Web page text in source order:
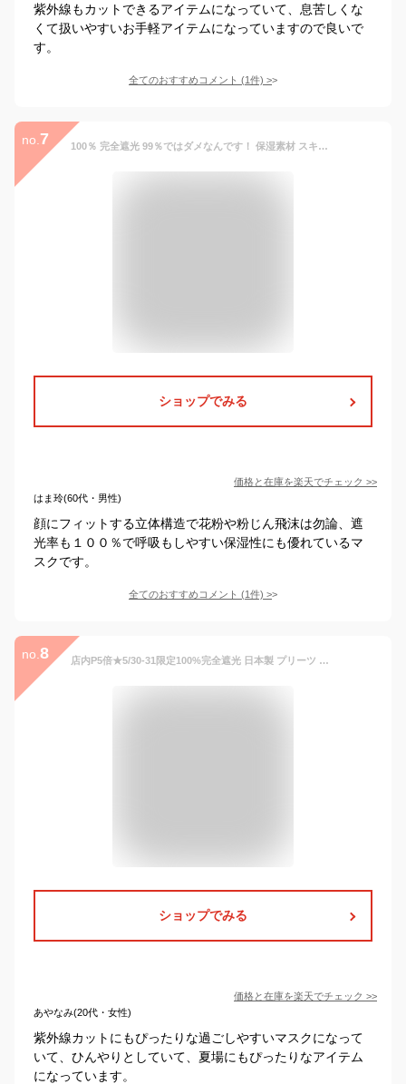
紫外線もカットできるアイテムになっていて、息苦しくな
くて扱いやすいお手軽アイテムになっていますので良いで
す。
全てのおすすめコメント (1件) >
no. 7 100％ 完全遮光 99％ではダメなんです！ 保湿素材 スキンケア加工 フェイスマスク(Lサイズ) 【Rose Blanc】肌ケア UVフェイスマスク UV対策 撥水加工 紫外線カット
ショップでみる
価格と在庫を楽天でチェック >>
はま玲(60代・男性)
顔にフィットする立体構造で花粉や粉じん飛沫は勿論、遮
光率も１００％で呼吸もしやすい保湿性にも優れているマ
スクです。
全てのおすすめコメント (1件) >
no. 8 店内P5倍★5/30-31限定100%完全遮光 日本製 プリーツ フェイスマスク 接触冷感 当て布2枚付 全3色 洗える UVマスク 紫外線予防マスク 秋冬 春夏 遮光マスク 日焼け防止 uvカットマスク 花粉対策 吸水速乾 UVカット 紫外線対策 国産 ビシェリ bicherie
ショップでみる
価格と在庫を楽天でチェック >>
あやなみ(20代・女性)
紫外線カットにもぴったりな過ごしやすいマスクになって
いて、ひんやりとしていて、夏場にもぴったりなアイテム
になっています。